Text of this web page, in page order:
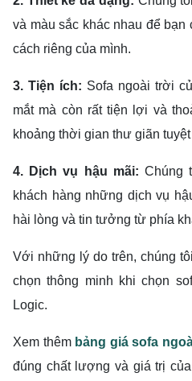
và màu sắc khác nhau để bạn
cách riêng của mình.
3. Tiện ích: Sofa ngoài trời
mắt mà còn rất tiện lợi và
khoảng thời gian thư giãn
4. Dịch vụ hậu mãi: Chúng
khách hàng những dịch vụ
hài lòng và tin tưởng từ phía
Với những lý do trên, chúng
chọn thông minh khi chọn
Logic.
Xem thêm bảng giá sofa
đúng chất lượng và giá trị